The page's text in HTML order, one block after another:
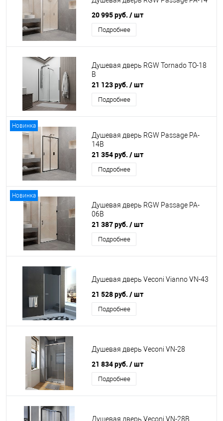
20 995 руб. / шт
Подробнее
Душевая дверь RGW Tornado TO-18
B
21 123 руб. / шт
Подробнее
Новинка
Душевая дверь RGW Passage PA-
14B
21 354 руб. / шт
Подробнее
Новинка
Душевая дверь RGW Passage PA-
06B
21 387 руб. / шт
Подробнее
Душевая дверь Veconi Vianno VN-43
21 528 руб. / шт
Подробнее
Душевая дверь Veconi VN-28
21 834 руб. / шт
Подробнее
Душевая дверь Veconi VN-28B